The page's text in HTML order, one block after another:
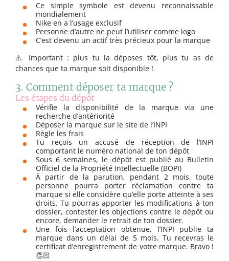
Ce simple symbole est devenu reconnaissable
mondialement
Nike en a l’usage exclusif
Personne d’autre ne peut l’utiliser comme logo
C’est devenu un actif très précieux pour la marque
⚠️ Important : plus tu la déposes tôt, plus tu as de
chances que ta marque soit disponible !
3. Comment déposer ta marque ?
Les étapes du dépôt
Vérifie la disponibilité de la marque via une
recherche d’antériorité
Déposer la marque sur le site de l’INPI
Règle les frais
Tu reçois un accusé de réception de l’INPI
comportant le numéro national de ton dépôt
Sous 6 semaines, le dépôt est publié au Bulletin
Officiel de la Propriété Intellectuelle (BOPI)
À partir de la parution, pendant 2 mois, toute
personne pourra porter réclamation contre ta
marque si elle considère qu’elle porte atteinte à ses
droits. Tu pourras apporter les modifications à ton
dossier, contester les objections contre le dépôt ou
encore, demander le retrait de ton dossier.
Une fois l’acceptation obtenue, l’INPI publie ta
marque dans un délai de 5 mois. Tu recevras le
certificat d’enregistrement de votre marque. Bravo !
👏🏻